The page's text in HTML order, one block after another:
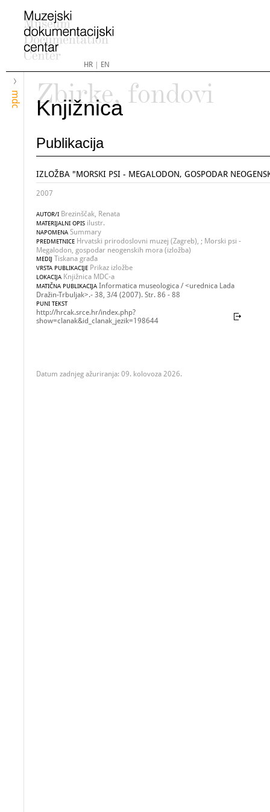
HR| EN
mdc
Zbirke, fondovi
Knjižnica
Publikacija
IZLOŽBA "MORSKI PSI - MEGALODON, GOSPODAR
2007
AUTOR/I Brezinščak, Renata
MATERIJALNI OPIS ilustr.
NAPOMENA Summary
PREDMETNICE Hrvatski prirodoslovni muzej (Zagreb), ; Morski psi -
Megalodon, gospodar neogenskih mora (izložba)
MEDIJ Tiskana građa
VRSTA PUBLIKACIJE Prikaz izložbe
LOKACIJA Knjižnica MDC-a
MATIČNA PUBLIKACIJA Informatica museologica / <urednica Lada
Dražin-Trbuljak>.- 38, 3/4 (2007). Str. 86 - 88
PUNI TEKST
http://hrcak.srce.hr/index.php?
show=clanak&id_clanak_jezik=198644
Datum zadnjeg ažuriranja: 09. kolovoza 2026.